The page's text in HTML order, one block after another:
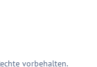
vorbehalten.